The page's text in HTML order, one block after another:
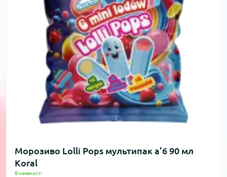
Морозиво Lolli Pops мультипак a’6 90 мл
Koral
В наявності